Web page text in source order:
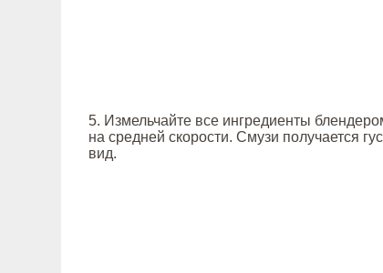
5. Измельчайте все ингредиенты
на средней скорости. Смузи получается
вид.